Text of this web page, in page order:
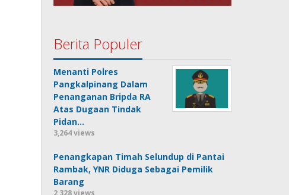
Berita Populer
Menanti Polres
Pangkalpinang Dalam
Penanganan Bripda RA
Atas Dugaan Tindak
Pidan…
3,264 views
Penangkapan Timah Selundup di Pantai
Rambak, YNR Diduga Sebagai Pemilik
Barang
2,328 views